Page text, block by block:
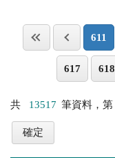
611
617 618
共 13517 筆資料，第